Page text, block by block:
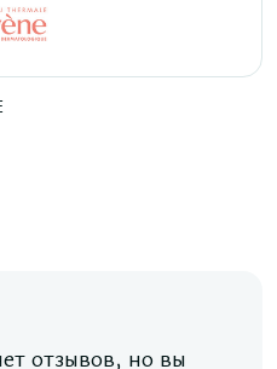
отзывов, но вы